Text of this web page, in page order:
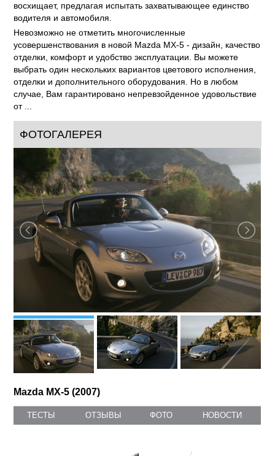
восхищает, предлагая испытать захватывающее единство
водителя и автомобиля.
Невозможно не отметить многочисленные
усовершенствования в новой Mazda MX-5 - дизайн, качество
отделки, комфорт и удобство эксплуатации. Вы можете
выбрать один нескольких вариантов цветового исполнения,
отделки и дополнительного оборудования. Но в любом
случае, Вам гарантировано непревзойденное удовольствие
от ...
ФОТОГАЛЕРЕЯ
Mazda MX-5 (2007)
ТЕСТЫ ОТЗЫВЫ ФОТО НОВОСТИ